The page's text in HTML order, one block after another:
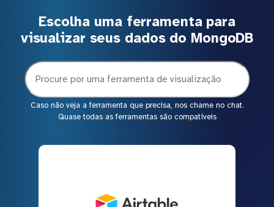
Escolha uma ferramenta para
visualizar seus dados do MongoDB
Caso não veja a ferramenta que precisa, nos chame no chat.
Quase todas as ferramentas são compatíveis